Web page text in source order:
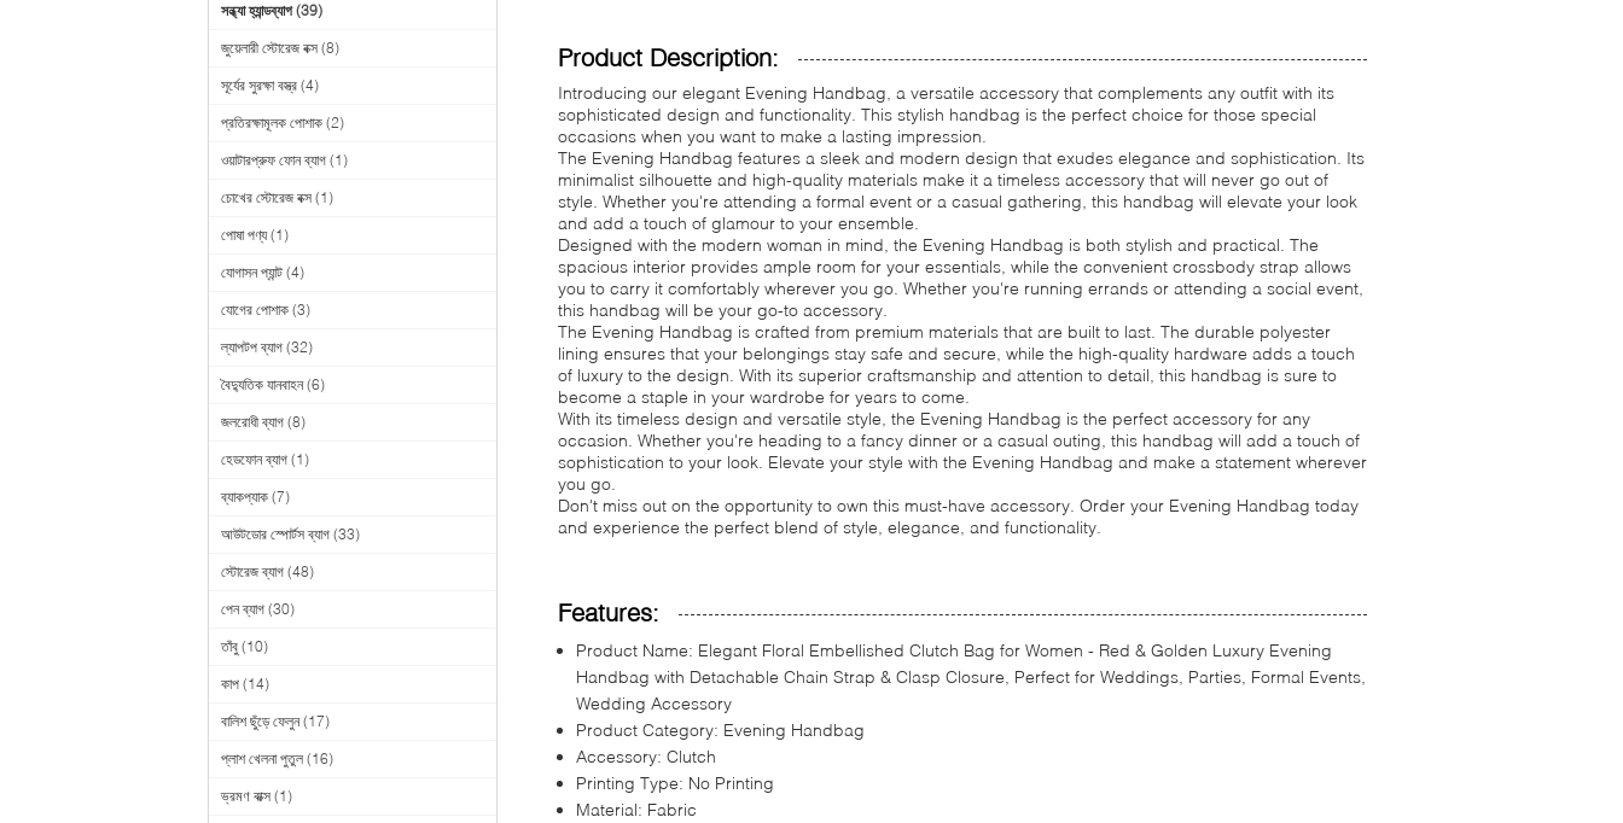
সন্ধ্যা হ্যান্ডব্যাগ (39)
জুয়েলারী স্টোরেজ বক্স (8)
সূর্যের সুরক্ষা বস্ত্র (4)
প্রতিরক্ষামূলক পোশাক (2)
ওয়াটারপ্রুফ ফোন ব্যাগ (1)
চোখের স্টোরেজ বক্স (1)
পোষা পণ্য (1)
যোগাসন প্যান্ট (4)
যোগের পোশাক (3)
ল্যাপটপ ব্যাগ (32)
বৈদ্যুতিক যানবাহন (6)
জলরোধী ব্যাগ (8)
হেডফোন ব্যাগ (1)
ব্যাকপ্যাক (7)
আউটডোর স্পোর্টস ব্যাগ (33)
স্টোরেজ ব্যাগ (48)
পেন ব্যাগ (30)
তাঁবু (10)
কাপ (14)
বালিশ ছুঁড়ে ফেলুন (17)
প্লাশ খেলনা পুতুল (16)
ভ্রমণ বাক্স (1)
Product Description:
Introducing our elegant Evening Handbag, a versatile accessory that complements any outfit with its
sophisticated design and functionality. This stylish handbag is the perfect choice for those special
occasions when you want to make a lasting impression.
The Evening Handbag features a sleek and modern design that exudes elegance and sophistication. Its
minimalist silhouette and high-quality materials make it a timeless accessory that will never go out of
style. Whether you're attending a formal event or a casual gathering, this handbag will elevate your look
and add a touch of glamour to your ensemble.
Designed with the modern woman in mind, the Evening Handbag is both stylish and practical. The
spacious interior provides ample room for your essentials, while the convenient crossbody strap allows
you to carry it comfortably wherever you go. Whether you're running errands or attending a social event,
this handbag will be your go-to accessory.
The Evening Handbag is crafted from premium materials that are built to last. The durable polyester
lining ensures that your belongings stay safe and secure, while the high-quality hardware adds a touch
of luxury to the design. With its superior craftsmanship and attention to detail, this handbag is sure to
become a staple in your wardrobe for years to come.
With its timeless design and versatile style, the Evening Handbag is the perfect accessory for any
occasion. Whether you're heading to a fancy dinner or a casual outing, this handbag will add a touch of
sophistication to your look. Elevate your style with the Evening Handbag and make a statement wherever
you go.
Don't miss out on the opportunity to own this must-have accessory. Order your Evening Handbag today
and experience the perfect blend of style, elegance, and functionality.
Features:
Product Name: Elegant Floral Embellished Clutch Bag for Women - Red & Golden Luxury Evening
Handbag with Detachable Chain Strap & Clasp Closure, Perfect for Weddings, Parties, Formal Events,
Wedding Accessory
Product Category: Evening Handbag
Accessory: Clutch
Printing Type: No Printing
Material: Fabric